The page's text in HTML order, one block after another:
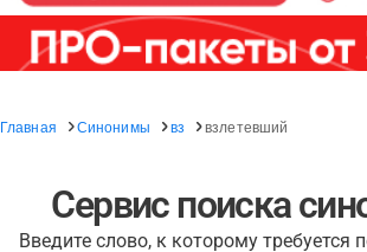
Главная Синонимы вз взлетевший
Сервис поиска
Введите слово, к которому требуется